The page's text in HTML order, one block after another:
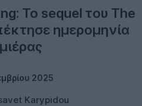
Το sequel του The
ημερομηνία
2025
Karypidou